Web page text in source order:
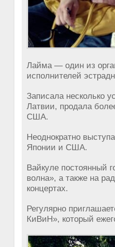
Лайма — один из
исполнителей
Записала несколько
Латвии, продала
США.
Неоднократно
Японии и США.
Вайкуле постоянный
волна», а также на
концертах.
Регулярно
КиВиН», который